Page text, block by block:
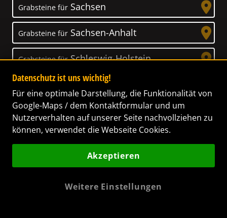
Grabsteine für Sachsen
Grabsteine für Sachsen-Anhalt
Grabsteine fürSchleswig-Holstein
Thüringen
es uns zur Aufgabe gemacht, Ihnen dabei zu
Datenschutz ist uns wichtig!
Für eine optimale Darstellung, die Funktionalität von
Google-Maps / dem Kontaktformular und um
Nutzerverhalten auf unserer Seite nachvollziehen zu
können, verwendet die Webseite Cookies.
Akzeptieren
Weitere Einstellungen